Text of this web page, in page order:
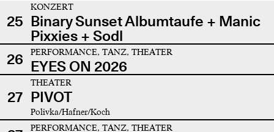
25
KONZERT
Binary Sunset Albumtaufe + Manic
Pixxies + Sodl
26
PERFORMANCE, TANZ, THEATER
EYES ON 2026
27
THEATER
PIVOT
Polivka/Hafner/Koch
PERFORMANCE, TANZ, THEATER